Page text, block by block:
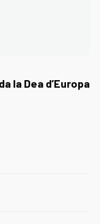
la Dea d’Europa